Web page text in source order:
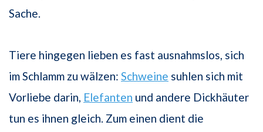
Sache.
Tiere hingegen lieben es fast ausnahmslos, sich
im Schlamm zu wälzen: Schweine suhlen sich mit
Vorliebe darin, Elefanten und andere Dickhäuter
tun es ihnen gleich. Zum einen dient die